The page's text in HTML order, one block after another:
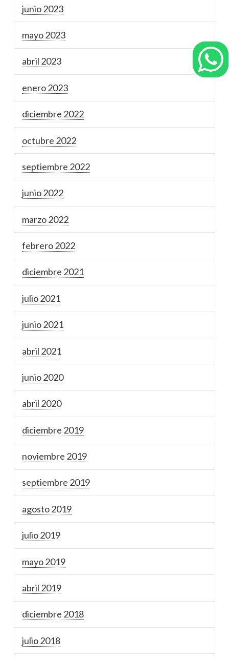
junio 2023
mayo 2023
abril 2023
enero 2023
diciembre 2022
octubre 2022
septiembre 2022
junio 2022
marzo 2022
febrero 2022
diciembre 2021
julio 2021
junio 2021
abril 2021
junio 2020
abril 2020
diciembre 2019
noviembre 2019
septiembre 2019
agosto 2019
julio 2019
mayo 2019
abril 2019
diciembre 2018
julio 2018